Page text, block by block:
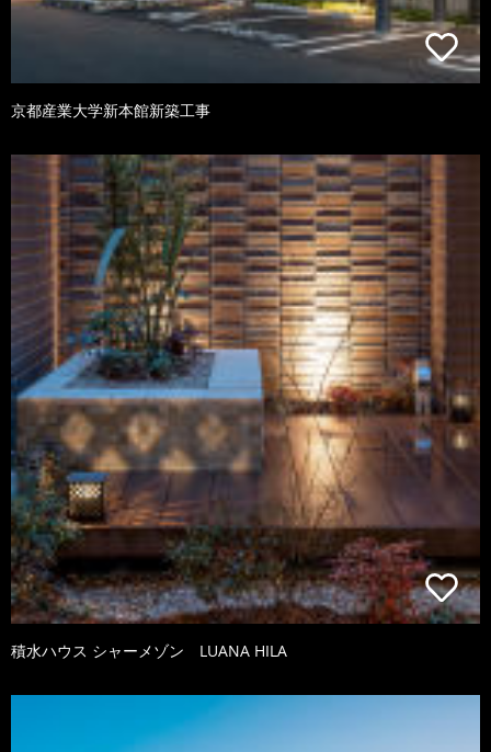
京都産業大学新本館新築工事
積水ハウス シャーメゾン LUANA HILA